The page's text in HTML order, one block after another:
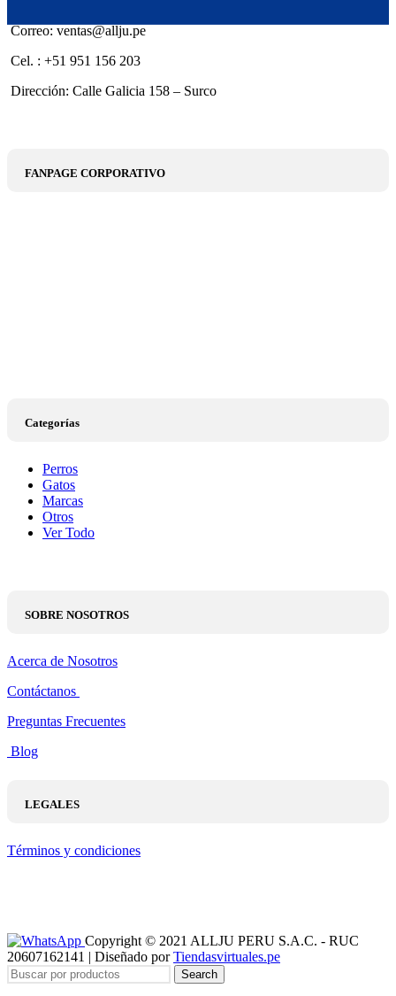
Correo: ventas@allju.pe
Cel. : +51 951 156 203
Dirección: Calle Galicia 158 – Surco
FANPAGE CORPORATIVO
Categorías
Perros
Gatos
Marcas
Otros
Ver Todo
SOBRE NOSOTROS
Acerca de Nosotros
Contáctanos
Preguntas Frecuentes
Blog
LEGALES
Términos y condiciones
Copyright © 2021 ALLJU PERU S.A.C. - RUC
20607162141 | Diseñado porTiendasvirtuales.pe
Search